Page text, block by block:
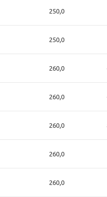
250,0
250,0
260,0
260,0
260,0
260,0
260,0